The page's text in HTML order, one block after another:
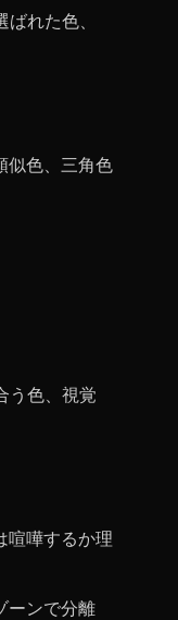
れた色、
似色、三角色
う色、視覚
喧嘩するか理
ーンで分離